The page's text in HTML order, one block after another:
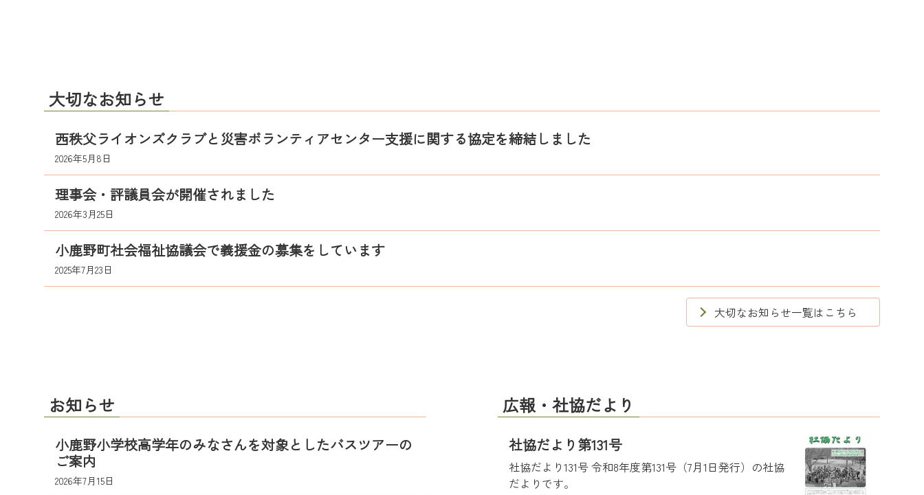
大切なお知らせ
2026年5月8日
西秩父ライオンズクラブと災害ボランティアセンター支援に関する協定を締結しました
2026年3月25日
理事会・評議員会が開催されました
2025年7月23日
小鹿野町社会福祉協議会で義援金の募集をしています
大切なお知らせ一覧はこちら
お知らせ
2026年7月15日
小鹿野小学校高学年のみなさんを対象としたバスツアーの
ご案内
広報・社協だより
社協だより第131号
社協だより131号 令和8年度第131号（7月1日発行）の社協
だよりです。